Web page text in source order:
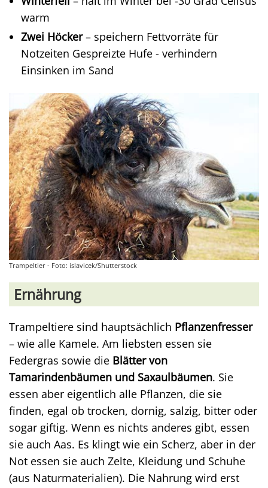
warm
Zwei Höcker– speichern Fettvorräte für
Notzeiten Gespreizte Hufe - verhindern
Einsinken im Sand
Trampeltier - Foto: islavicek/Shutterstock
Ernährung
Trampeltiere sind hauptsächlich Pflanzenfresser
– wie alle Kamele. Am liebsten essen sie
Federgras sowie die Blätter von
Tamarindenbäumen und Saxaulbäumen. Sie
essen aber eigentlich alle Pflanzen, die sie
finden, egal ob trocken, dornig, salzig, bitter oder
sogar giftig. Wenn es nichts anderes gibt, essen
sie auch Aas. Es klingt wie ein Scherz, aber in der
Not essen sie auch Zelte, Kleidung und Schuhe
(aus Naturmaterialien). Die Nahrung wird erst